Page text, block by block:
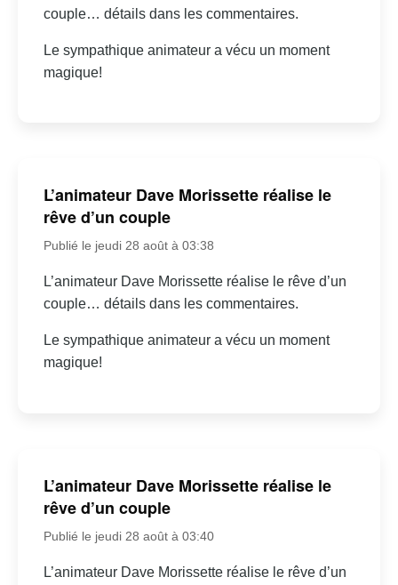
couple… détails dans les commentaires.
Le sympathique animateur a vécu un moment
magique!
L’animateur Dave Morissette réalise le
rêve d’un couple
Publié le jeudi 28 août à 03:38
L’animateur Dave Morissette réalise le rêve d’un
couple… détails dans les commentaires.
Le sympathique animateur a vécu un moment
magique!
L’animateur Dave Morissette réalise le
rêve d’un couple
Publié le jeudi 28 août à 03:40
L’animateur Dave Morissette réalise le rêve d’un